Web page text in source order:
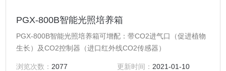
PGX-800B智能光照培养箱
PGX-800B智能光照培养箱可增配：带CO2进气口（促进植物
生长）及CO2控制器（进口红外线CO2传感器）
浏览次数： 2077 更新时间： 2021-01-10